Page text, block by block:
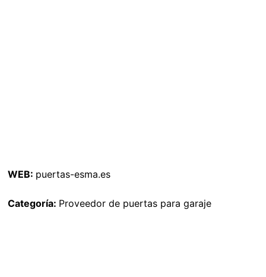
WEB: puertas-esma.es
Categoría: Proveedor de puertas para garaje